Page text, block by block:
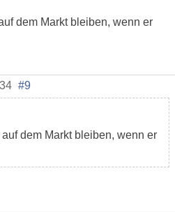
dem Markt bleiben, wenn er
#9
dem Markt bleiben, wenn er